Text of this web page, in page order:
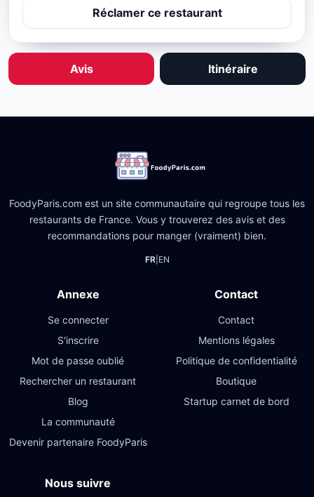
Réclamer ce restaurant
Avis Itinéraire
FoodyParis.com est un site communautaire qui regroupe tous les
restaurants de France. Vous y trouverez des avis et des
recommandations pour manger (vraiment) bien.
FR| EN
Annexe
Se connecter
S'inscrire
Mot de passe oublié
Rechercher un restaurant
Blog
La communauté
Devenir partenaire FoodyParis
Contact
Contact
Mentions légales
Politique de confidentialité
Boutique
Startup carnet de bord
Nous suivre